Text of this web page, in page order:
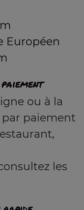
Européen
ou à la
par paiement
les